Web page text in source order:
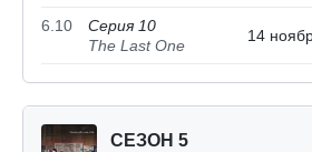
6.10
Серия 10
The Last One
14
СЕЗОН 5